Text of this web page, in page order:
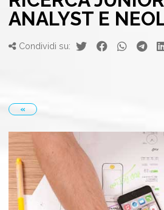
ANALYST E
Condividi su:
«